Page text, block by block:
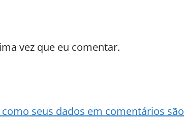
vez que eu comentar.
como seus dados em comentários são